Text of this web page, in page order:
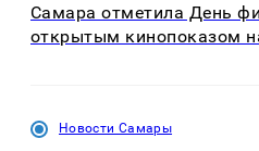
Самара отметила День
открытым кинопоказом
Новости Самары